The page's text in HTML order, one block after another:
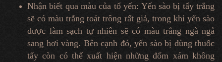
Nhận biết qua màu của tổ yến: Yến sào bị tẩy trắng
sẽ có màu trắng toát trông rất giả, trong khi yến sào
được làm sạch tự nhiên sẽ có màu trắng ngà ngả
sang hơi vàng. Bên cạnh đó, yến sào bị dùng thuốc
tẩy còn có thể xuất hiện những đốm xám không